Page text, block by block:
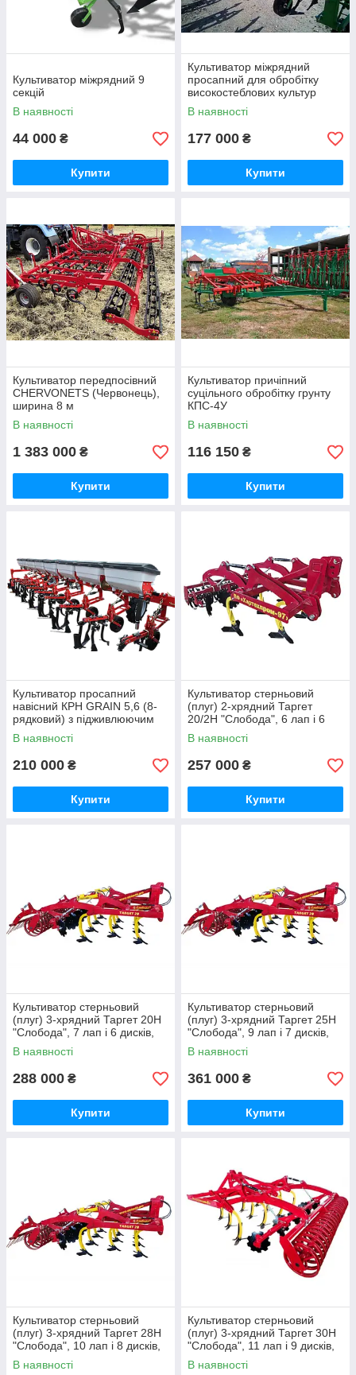
Культиватор міжрядний 9
секцій
В наявності
44 000 ₴
Купити
Культиватор міжрядний
просапний для обробітку
високостеблових культур
КРНЗ-5,6 посиленний з
добривами
В наявності
177 000 ₴
Купити
Культиватор передпосівний
CHERVONETS (Червонець),
ширина 8 м
В наявності
1 383 000 ₴
Купити
Культиватор причіпний
суцільного обробітку грунту
КПС-4У
В наявності
116 150 ₴
Купити
Культиватор просапний
навісний КРН GRAIN 5,6 (8-
рядковий) з підживлюючим
пристроєм на підшипниках
посиленний
В наявності
210 000 ₴
Купити
Культиватор стерньовий
(плуг) 2-хрядний Таргет
20/2Н "Слобода", 6 лап і 6
дисків, ширина 2,0 м
В наявності
257 000 ₴
Купити
Культиватор стерньовий
(плуг) 3-хрядний Таргет 20Н
"Слобода", 7 лап і 6 дисків,
ширина 2,0 м
В наявності
288 000 ₴
Купити
Культиватор стерньовий
(плуг) 3-хрядний Таргет 25Н
"Слобода", 9 лап і 7 дисків,
ширина 2,5 м
В наявності
361 000 ₴
Купити
Культиватор стерньовий
(плуг) 3-хрядний Таргет 28Н
"Слобода", 10 лап і 8 дисків,
ширина 2,8 м
В наявності
Культиватор стерньовий
(плуг) 3-хрядний Таргет 30Н
"Слобода", 11 лап і 9 дисків,
ширина 3 м
В наявності